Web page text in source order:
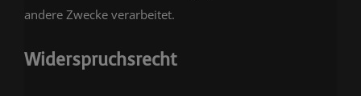
andere Zwecke verarbeitet.
Widerspruchsrecht